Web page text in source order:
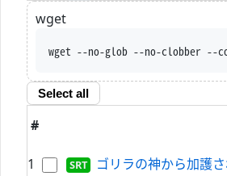
wget
wget --no-
Select all
#
1
ゴリラの神から加護